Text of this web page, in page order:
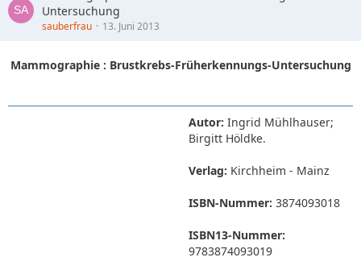
Untersuchung
sauberfrau 13. Juni 2013
Mammographie : Brustkrebs-Früherkennungs-Untersuchung
Autor: Ingrid Mühlhauser;
Birgitt Höldke.
Verlag: Kirchheim - Mainz
ISBN-Nummer: 3874093018
ISBN13-Nummer:
9783874093019